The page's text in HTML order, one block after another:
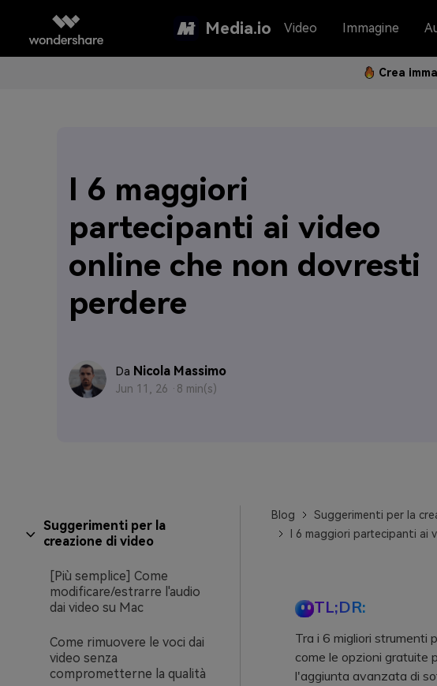
Media.io Video Immagine
Crea
I 6 maggiori
partecipanti ai video
online che non dovresti
perdere
Da Nicola Massimo
Jun 11, 26 · 8 min(s)
Suggerimenti per la
creazione di video
[Più semplice] Come
modificare/estrarre l'audio
dai video su Mac
Come rimuovere le voci dai
video senza
comprometterne la qualità
Blog
Suggerimenti per la
I 6 maggiori partecipanti ai
TL;DR:
Tra i 6 migliori strumenti
come le opzioni gratuite
l'aggiunta avanzata di